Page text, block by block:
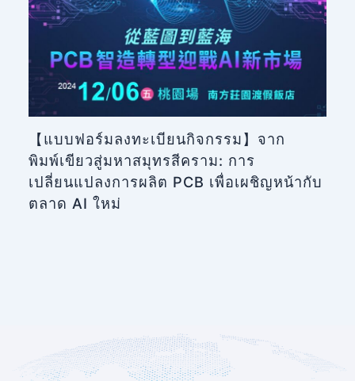
【แบบฟอร์มลงทะเบียนกิจกรรม】จาก
พิมพ์เขียวสู่มหาสมุทรสีคราม: การ
เปลี่ยนแปลงการผลิต PCB เพื่อเผชิญหน้ากับ
ตลาด AI ใหม่